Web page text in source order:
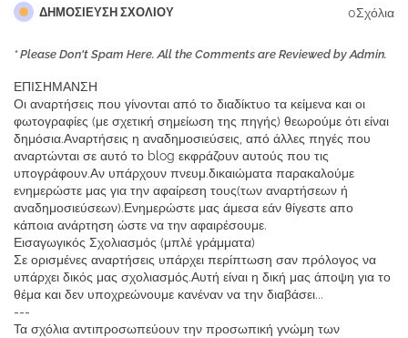
ΔΗΜΟΣΊΕΥΣΗ ΣΧΟΛΊΟΥ 0Σχόλια
* Please Don't Spam Here. All the Comments are Reviewed by Admin.
ΕΠΙΣΗΜΑΝΣΗ
Οι αναρτήσεις που γίνονται από το διαδίκτυο τα κείμενα και οι
φωτογραφίες (με σχετική σημείωση της πηγής) θεωρούμε ότι είναι
δημόσια.Αναρτήσεις η αναδημοσιεύσεις, από άλλες πηγές που
αναρτώνται σε αυτό το blog εκφράζουν αυτούς που τις
υπογράφουν.Αν υπάρχουν πνευμ.δικαιώματα παρακαλούμε
ενημερώστε μας για την αφαίρεση τους(των αναρτήσεων ή
αναδημοσιεύσεων).Ενημερώστε μας άμεσα εάν θίγεστε απο
κάποια ανάρτηση ώστε να την αφαιρέσουμε.
Εισαγωγικός Σχολιασμός (μπλέ γράμματα)
Σε ορισμένες αναρτήσεις υπάρχει περίπτωση σαν πρόλογος να
υπάρχει δικός μας σχολιασμός.Αυτή είναι η δική μας άποψη για το
θέμα και δεν υποχρεώνουμε κανέναν να την διαβάσει...
---
Τα σχόλια αντιπροσωπεύουν την προσωπική γνώμη των